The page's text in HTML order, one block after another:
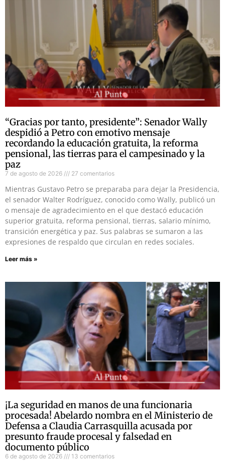
“Gracias por tanto, presidente”: Senador Wally
despidió a Petro con emotivo mensaje
recordando la educación gratuita, la reforma
pensional, las tierras para el campesinado y la
paz
7 de agosto de 2026 27 comentarios
Mientras Gustavo Petro se preparaba para dejar la Presidencia,
el senador Walter Rodríguez, conocido como Wally, publicó un
o mensaje de agradecimiento en el que destacó educación
superior gratuita, reforma pensional, tierras, salario mínimo,
transición energética y paz. Sus palabras se sumaron a las
expresiones de respaldo que circulan en redes sociales.
Leer más »
¡La seguridad en manos de una funcionaria
procesada! Abelardo nombra en el Ministerio de
Defensa a Claudia Carrasquilla acusada por
presunto fraude procesal y falsedad en
documento público
6 de agosto de 2026 13 comentarios